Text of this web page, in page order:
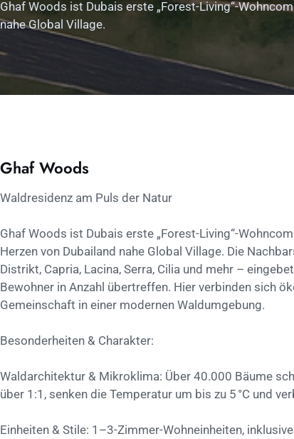
Ghaf Woods ist Dubais erste „Forest-Living“-
nahe Global Village.
Ghaf Woods
Waldresidenz am Puls der Natur
Ghaf Woods ist Dubais erste „Forest-Living“-
Herzen von Dubailand nahe Global Village. Die
Distrikt, Capria, Lacina, Serra, Cilia und mehr –
Bewohner in Anzahl übertreffen. Hier verbinden sich
Gemeinschaft in einer modernen Waldumgebung.
Besonderheiten & Charakter:
Waldarchitektur & Mikroklima: Über 40.000 Bäume
über 1:1, senken die Temperatur um bis zu 5 °C und
Einheiten & Stile: 1–3-Zimmer-Wohneinheiten,